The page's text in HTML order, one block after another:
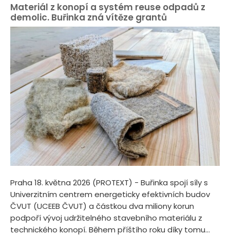
Materiál z konopí a systém reuse odpadů z
demolic. Buřinka zná vítěze grantů
Praha 18. května 2026 (PROTEXT) - Buřinka spojí síly s
Univerzitním centrem energeticky efektivních budov
ČVUT (UCEEB ČVUT) a částkou dva miliony korun
podpoří vývoj udržitelného stavebního materiálu z
technického konopí. Během příštího roku díky tomu...